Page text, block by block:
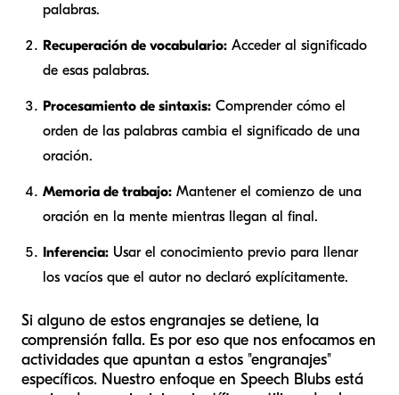
palabras.
Recuperación de vocabulario: Acceder al significado
de esas palabras.
Procesamiento de sintaxis: Comprender cómo el
orden de las palabras cambia el significado de una
oración.
Memoria de trabajo: Mantener el comienzo de una
oración en la mente mientras llegan al final.
Inferencia: Usar el conocimiento previo para llenar
los vacíos que el autor no declaró explícitamente.
Si alguno de estos engranajes se detiene, la
comprensión falla. Es por eso que nos enfocamos en
actividades que apuntan a estos "engranajes"
específicos. Nuestro enfoque en Speech Blubs está